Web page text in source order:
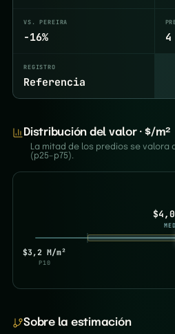
VS. PEREIRA
-16% 4
REGISTRO
Referencia
Distribución del valor · $/m²
La mitad de los predios se
(p25–p75).
$3,2 M/m²
P10
Sobre la estimación